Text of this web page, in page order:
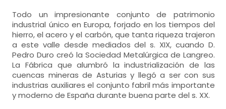
Todo un impresionante conjunto de patrimonio
industrial único en Europa, forjado en los tiempos del
hierro, el acero y el carbón, que tanta riqueza trajeron
a este valle desde mediados del s. XIX, cuando D.
Pedro Duro creó la Sociedad Metalúrgica de Langreo.
La Fábrica que alumbró la industrialización de las
cuencas mineras de Asturias y llegó a ser con sus
industrias auxiliares el conjunto fabril más importante
y moderno de España durante buena parte del s. XX.